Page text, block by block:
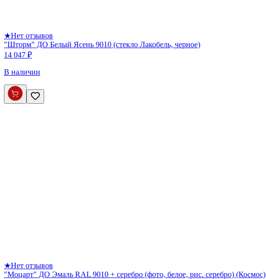
★Нет отзывов
"Шторм" ДО Белый Ясень 9010 (стекло Лакобель, черное)
14 047 ₽
В наличии
★Нет отзывов
"Моцарт" ДО Эмаль RAL 9010 + серебро (фото, белое, рис. серебро) (Космос)